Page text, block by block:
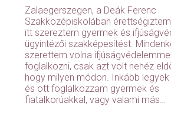
Zalaegerszegen, a Deák Ferenc
Szakközépiskolában
itt szereztem gyermek és
ügyintézői szakképesítést.
szerettem volna ifjúságvédelemmel
foglalkozni, csak azt volt nehéz
hogy milyen módon. Inkább
és ott foglalkozzam gyermek és
fiatalkorúakkal, vagy valami más…